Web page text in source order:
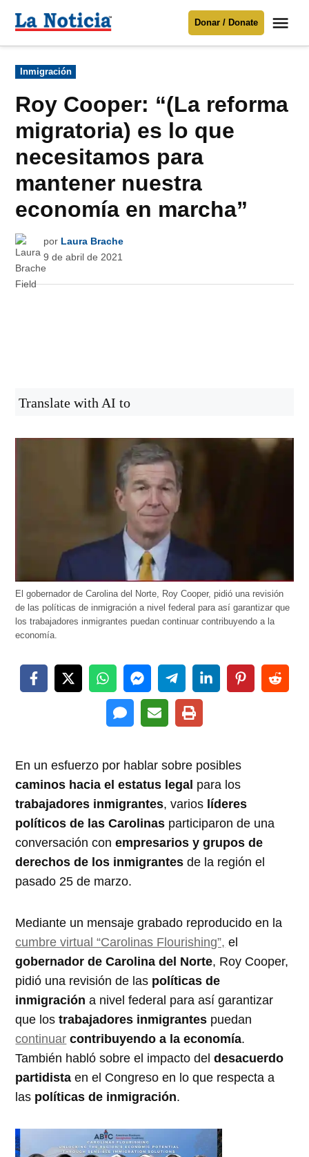
Para mantenerte informado necesitamos
Donar
contenido
Noticia
Donar / Donate
Publicado
en
Inmigración
Roy Cooper: “(La reforma
migratoria) es lo que
necesitamos para
mantener nuestra
economía en marcha”
por Laura Brache
9 de abril de 2021
Translate with AI to
El gobernador de Carolina del Norte, Roy Cooper, pidió una revisión
de las políticas de inmigración a nivel federal para así garantizar que
los trabajadores inmigrantes puedan continuar contribuyendo a la
economía.
En un esfuerzo por hablar sobre posibles
caminos hacia el estatus legal para los
trabajadores inmigrantes, varios líderes
políticos de las Carolinas participaron de una
conversación conempresarios y grupos de
derechos de los inmigrantes de la región el
pasado 25 de marzo.
Mediante un mensaje grabado reproducido en la
cumbre virtual “Carolinas Flourishing”, el
gobernador de Carolina del Norte, Roy Cooper,
pidió una revisión de las políticas de
inmigración a nivel federal para así garantizar
que lostrabajadores inmigrantes puedan
continuar contribuyendo a la economía.
También habló sobre el impacto deldesacuerdo
partidista en el Congreso en lo que respecta a
las políticas de inmigración.